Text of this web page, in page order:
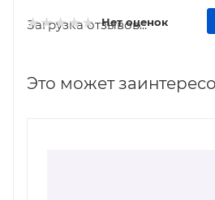
Нет оценок
Загрузка отзывов...
Это может